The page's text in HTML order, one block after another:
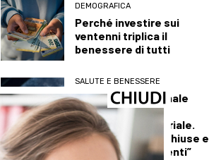
DEMOGRAFICA
Perché investire sui
ventenni triplica il
benessere di tutti
SALUTE E BENESSERE
Maxi incendio a Finale
Emilia, in fiamme
capannone industriale.
L’Ausl: “Finestre chiuse e
condizionatori spenti”